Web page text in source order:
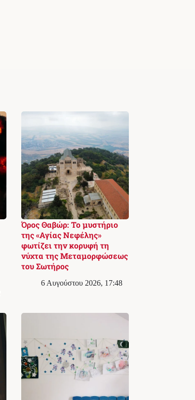
Όρος Θαβώρ: Το μυστήριο
της «Αγίας Νεφέλης»
φωτίζει την κορυφή τη
νύχτα της Μεταμορφώσεως
του Σωτήρος
6 Αυγούστου 2026, 17:48